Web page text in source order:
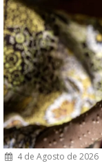
4 de Agosto de 2026